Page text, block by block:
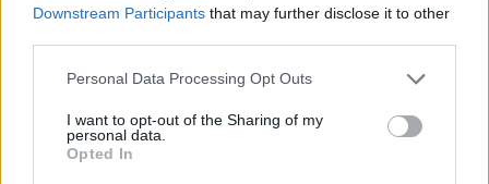
Downstream Participants that may further disclose it to other
Personal Data Processing Opt Outs
I want to opt-out of the Sharing of my
personal data.
Opted In